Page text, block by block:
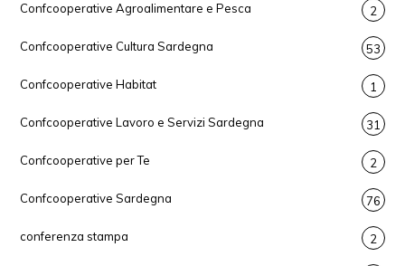
Confcooperative Agroalimentare e Pesca 2
Confcooperative Cultura Sardegna 53
Confcooperative Habitat 1
Confcooperative Lavoro e Servizi Sardegna 31
Confcooperative per Te 2
Confcooperative Sardegna 76
conferenza stampa 2